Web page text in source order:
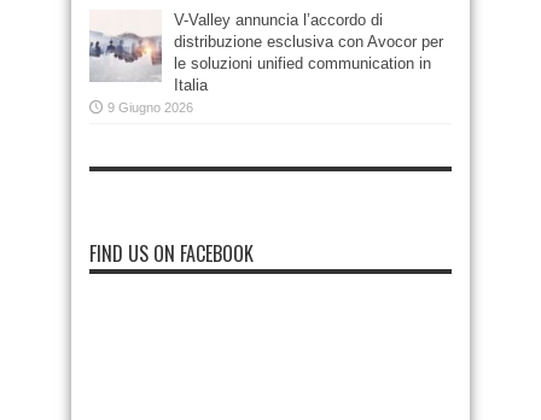
V-Valley annuncia l’accordo di
distribuzione esclusiva con Avocor per
le soluzioni unified communication in
Italia
9 Giugno 2026
FIND US ON FACEBOOK